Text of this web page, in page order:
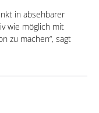
in absehbarer
wie möglich mit
zu machen“, sagt